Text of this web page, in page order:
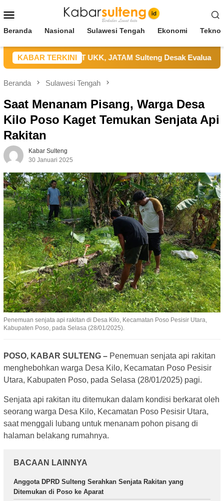
ke
Mobile
Beranda Nasional Sulawesi Tengah Ekonomi
KABAR TERKINI
Kerja di PT UKK, JATAM Sulteng Desak Evaluasi SMKP
Beranda Sulawesi Tengah
Saat Menanam Pisang, Warga Desa
Kilo Poso Kaget Temukan Senjata Api
Rakitan
Kabar Sulteng
30 Januari 2025
Penemuan senjata api rakitan di Desa Kilo, Kecamatan Poso Pesisir Utara,
Kabupaten Poso, pada Selasa (28/01/2025).
POSO, KABAR SULTENG – Penemuan senjata api rakitan
menghebohkan warga Desa Kilo, Kecamatan Poso Pesisir
Utara, Kabupaten Poso, pada Selasa (28/01/2025) pagi.
Senjata api rakitan itu ditemukan dalam kondisi berkarat oleh
seorang warga Desa Kilo, Kecamatan Poso Pesisir Utara,
saat menggali lubang untuk menanam pohon pisang di
halaman belakang rumahnya.
BACAAN LAINNYA
Anggota DPRD Sulteng Serahkan Senjata Rakitan yang
Ditemukan di Poso ke Aparat